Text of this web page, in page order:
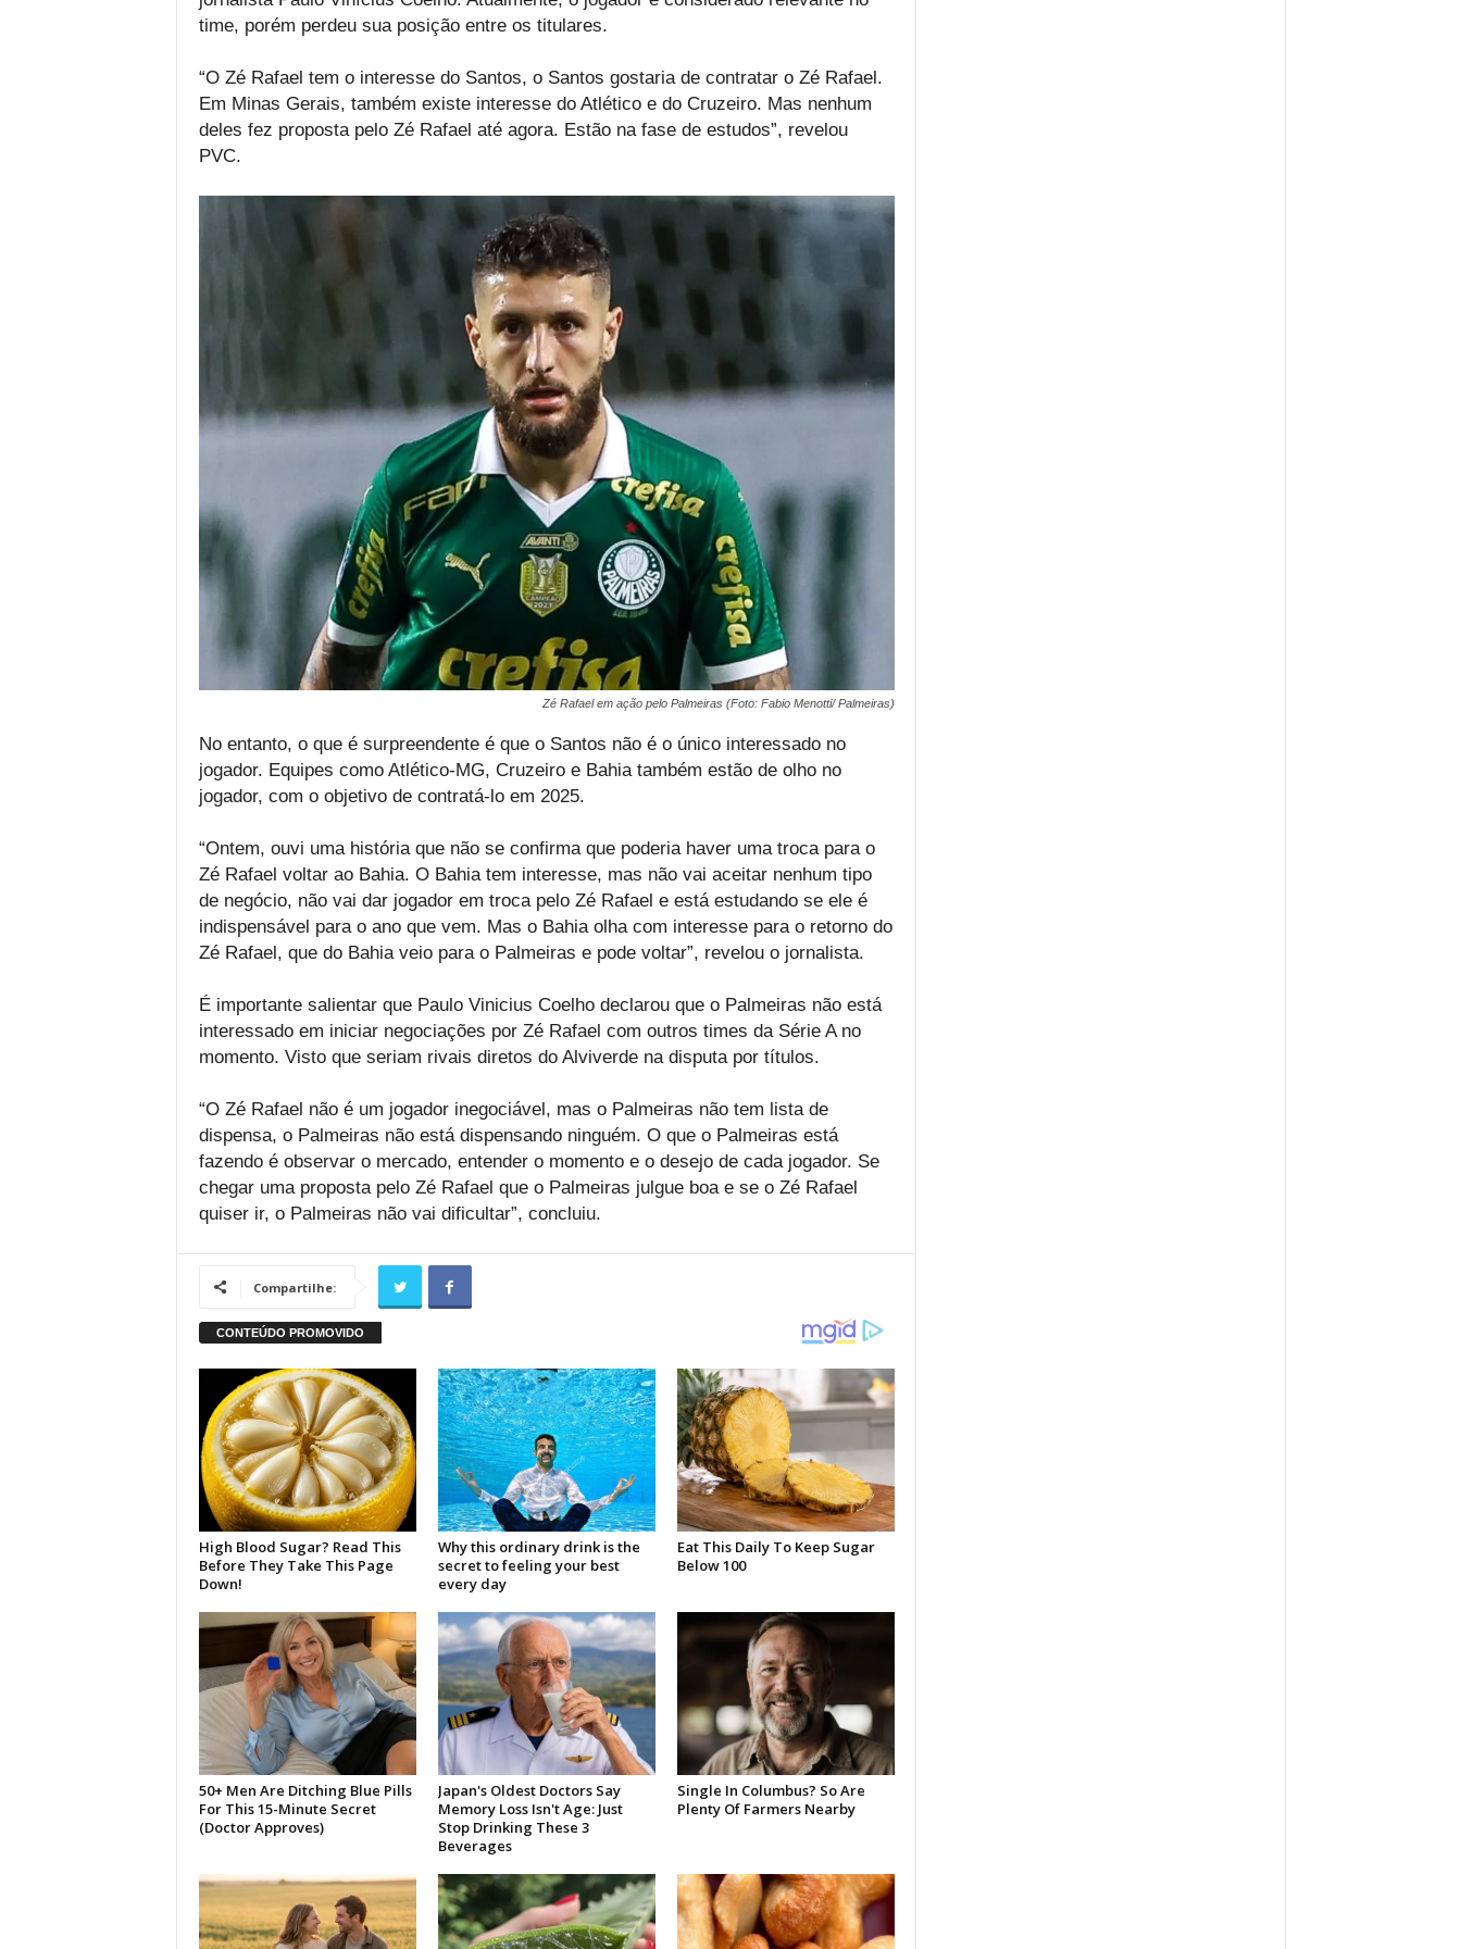
time, porém perdeu sua posição entre os titulares.
“O Zé Rafael tem o interesse do Santos, o Santos gostaria de contratar o Zé Rafael.
Em Minas Gerais, também existe interesse do Atlético e do Cruzeiro. Mas nenhum
deles fez proposta pelo Zé Rafael até agora. Estão na fase de estudos”, revelou
PVC.
Zé Rafael em ação pelo Palmeiras (Foto: Fabio Menotti/ Palmeiras)
No entanto, o que é surpreendente é que o Santos não é o único interessado no
jogador. Equipes como Atlético-MG, Cruzeiro e Bahia também estão de olho no
jogador, com o objetivo de contratá-lo em 2025.
“Ontem, ouvi uma história que não se confirma que poderia haver uma troca para o
Zé Rafael voltar ao Bahia. O Bahia tem interesse, mas não vai aceitar nenhum tipo
de negócio, não vai dar jogador em troca pelo Zé Rafael e está estudando se ele é
indispensável para o ano que vem. Mas o Bahia olha com interesse para o retorno do
Zé Rafael, que do Bahia veio para o Palmeiras e pode voltar”, revelou o jornalista.
É importante salientar que Paulo Vinicius Coelho declarou que o Palmeiras não está
interessado em iniciar negociações por Zé Rafael com outros times da Série A no
momento. Visto que seriam rivais diretos do Alviverde na disputa por títulos.
“O Zé Rafael não é um jogador inegociável, mas o Palmeiras não tem lista de
dispensa, o Palmeiras não está dispensando ninguém. O que o Palmeiras está
fazendo é observar o mercado, entender o momento e o desejo de cada jogador. Se
chegar uma proposta pelo Zé Rafael que o Palmeiras julgue boa e se o Zé Rafael
quiser ir, o Palmeiras não vai dificultar”, concluiu.
Compartilhe: